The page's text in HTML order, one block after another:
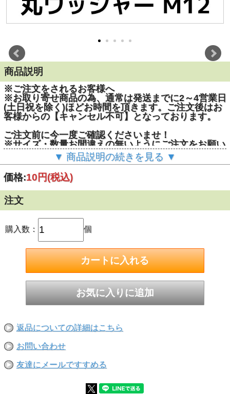
商品説明
※ご注文をされるお客様へ
※お取り寄せ商品の為、通常は発送までに2～4営業日
(土日祝を除く)ほどお時間を頂きます。ご注文後はお
客様からの【キャンセル不可】となっております。
ご注文前に今一度ご確認くださいませ！
※サイズ・数量お間違えの無いようにご注文をお願い
致します。ご注文後のサイズ及び数量交換は承れませ
ん。
■平座金(平ワッシャー)は、小ねじやボルトなどを締
め付ける時、座面と締め付け部の間に入れます。基本
的にねじ類やナットと部材の間にはさみ使用します。
使用目的によって材質や大きさを変えて使用します。
■平座金（平ワッシャー）は部材の穴や溝の部分にナ
ットやボルトの頭がめり込まないようしたり、穴径が
などに使用されます。また、平座金(ワッシャー)をか
ませる事で広い面積で部材を押さえつける為ゆるみ止
めにもなります。
サイズ：内径(d)×外径(D)×厚み(t)
▼ 商品説明の続きを見る ▼
価格:10円(税込)
注文
購入数： 個
返品についての詳細はこちら
お問い合わせ
友達にメールですすめる